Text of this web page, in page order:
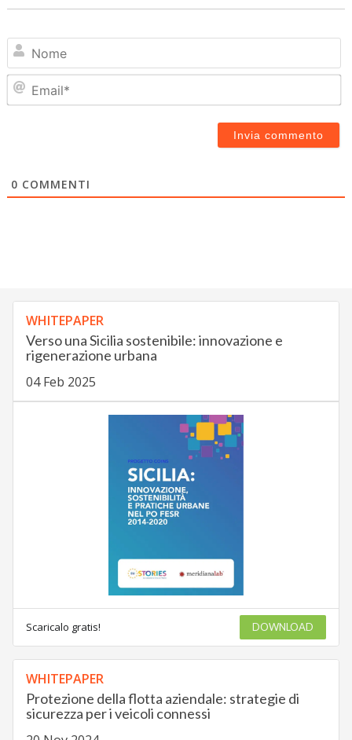
0 COMMENTI
WHITEPAPER
Verso una Sicilia sostenibile: innovazione e
rigenerazione urbana
04 Feb 2025
Scaricalo gratis! DOWNLOAD
WHITEPAPER
Protezione della flotta aziendale: strategie di
sicurezza per i veicoli connessi